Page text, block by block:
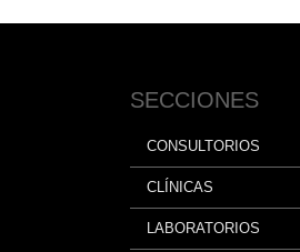
SECCIONES
CONSULTORIOS
CLÍNICAS
LABORATORIOS